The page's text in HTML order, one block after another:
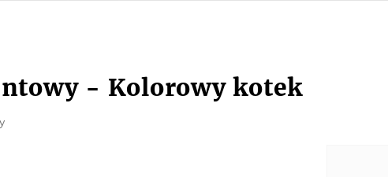
- Kolorowy kotek